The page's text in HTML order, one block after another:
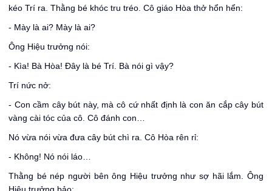
kéo Trí ra. Thằng bé khóc tru tréo. Cô giáo Hòa thở hổn hển:
- Mày là ai? Mày là ai?
Ông Hiệu trưởng nói:
- Kìa! Bà Hòa! Đây là bé Trí. Bà nói gì vậy?
Trí nức nở:
- Con cầm cây bút này, mà cô cứ nhất định là con ăn cắp cây bút
vàng cài tóc của cô. Cô đánh con…
Nó vừa nói vừa đưa cây bút chì ra. Cô Hòa rên rỉ:
- Không! Nó nói láo…
Thằng bé nép người bên ông Hiệu trưởng như sợ hãi lắm. Ông